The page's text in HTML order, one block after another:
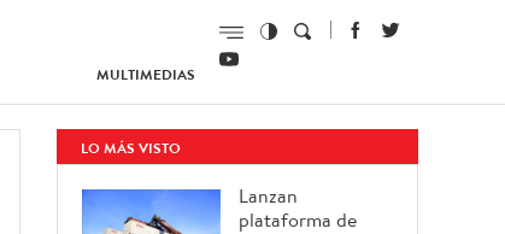
MULTIMEDIAS
LO MÁS VISTO
Lanzan
plataforma de